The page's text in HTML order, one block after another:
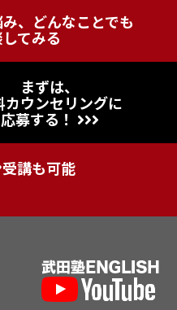
、どんなことでも
てみる
まずは、
カウンセリングに
応募する！
講も可能